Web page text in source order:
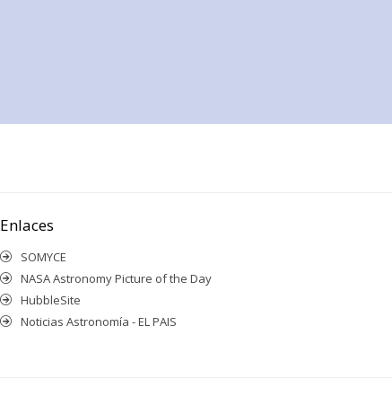
Enlaces
SOMYCE
NASA Astronomy Picture of the Day
HubbleSite
Noticias Astronomía - EL PAIS